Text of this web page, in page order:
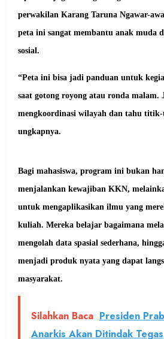
perwakilan Karang Taruna Ngawar-
peta ini sangat membantu anak muda
sosial.
“Peta ini bisa jadi panduan untuk
saat gotong royong atau ronda malam.
mengkoordinasi wilayah dan tahu
ungkapnya.
Bagi mahasiswa, program ini bukan
menjalankan kewajiban KKN,
untuk mengaplikasikan ilmu yang
kuliah. Mereka belajar bagaimana
mengolah data spasial sederhana,
menjadi produk nyata yang dapat
masyarakat.
Silahkan Baca Presiden
Anarkis Akan Ditindak